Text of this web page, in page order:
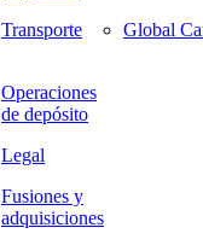
Transporte
Operaciones
de depósito
Legal
Fusiones y
adquisiciones
Global